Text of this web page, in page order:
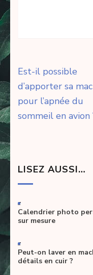
Navigation
de
l’article
Est-il possible
d’apporter sa
pour l’apnée du
sommeil en avion
LISEZ AUSSI…
-
Calendrier photo
sur mesure
-
Peut-on laver en
détails en cuir ?